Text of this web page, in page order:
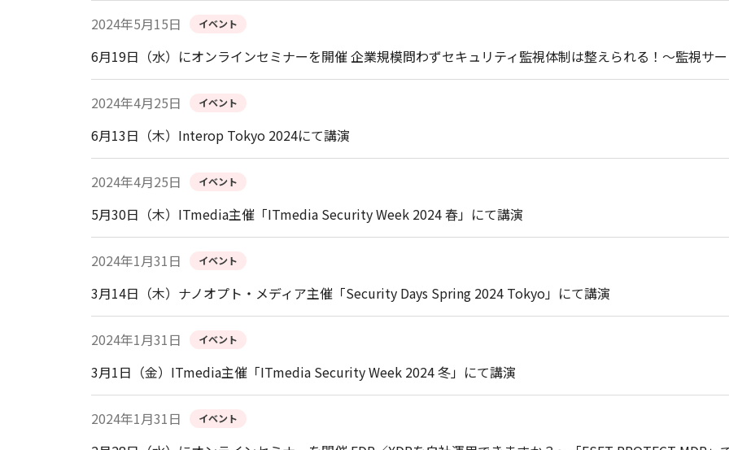
2024年5月15日 イベント
6月19日（水）にオンラインセミナーを開催 企業規模問わずセキュリティ監視体制は整えられる！～監視サ
2024年4月25日 イベント
6月13日（木）Interop Tokyo 2024にて講演
2024年4月25日 イベント
5月30日（木）ITmedia主催「ITmedia Security Week 2024 春」にて講演
2024年1月31日 イベント
3月14日（木）ナノオプト・メディア主催「Security Days Spring 2024 Tokyo」にて講演
2024年1月31日 イベント
3月1日（金）ITmedia主催「ITmedia Security Week 2024 冬」にて講演
2024年1月31日 イベント